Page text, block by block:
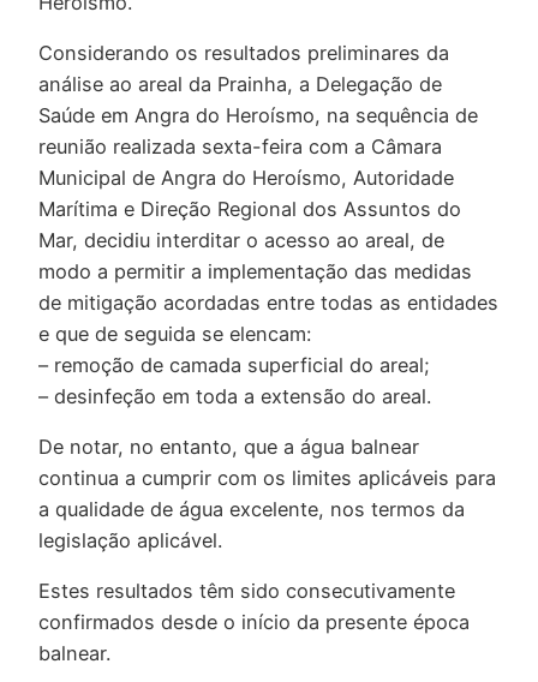
Considerando os resultados preliminares da
análise ao areal da Prainha, a Delegação de
Saúde em Angra do Heroísmo, na sequência de
reunião realizada sexta-feira com a Câmara
Municipal de Angra do Heroísmo, Autoridade
Marítima e Direção Regional dos Assuntos do
Mar, decidiu interditar o acesso ao areal, de
modo a permitir a implementação das medidas
de mitigação acordadas entre todas as entidades
e que de seguida se elencam:
– remoção de camada superficial do areal;
– desinfeção em toda a extensão do areal.
De notar, no entanto, que a água balnear
continua a cumprir com os limites aplicáveis para
a qualidade de água excelente, nos termos da
legislação aplicável.
Estes resultados têm sido consecutivamente
confirmados desde o início da presente época
balnear.